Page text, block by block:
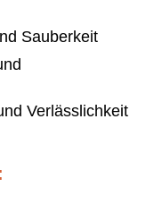
Sauberkeit
Verlässlichkeit